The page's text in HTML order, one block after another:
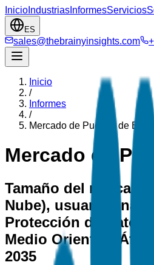
Inicio Industrias InformesServicios
ES
sales@thebrainyinsights.com
Inicio
/
Informes
/
Mercado de Puertas de
Mercado de
Tamaño del
Nube), usuario final
Protección de
Medio Oriente y
2035